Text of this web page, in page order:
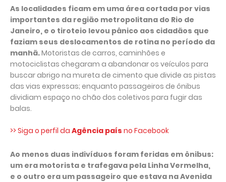
As localidades ficam em uma área cortada por vias
importantes da região metropolitana do Rio de
Janeiro, e o tiroteio levou pânico aos cidadãos que
faziam seus deslocamentos de rotina no período da
manhã.Motoristas de carros, caminhões e
motociclistas chegaram a abandonar os veículos para
buscar abrigo na mureta de cimento que divide as pistas
das vias expressas; enquanto passageiros de ônibus
dividiam espaço no chão dos coletivos para fugir das
balas.
>> Siga o perfil da Agência país no Facebook
Ao menos duas indivíduos foram feridas em ônibus:
um era motorista e trafegava pela Linha Vermelha,
e o outro era um passageiro que estava na Avenida